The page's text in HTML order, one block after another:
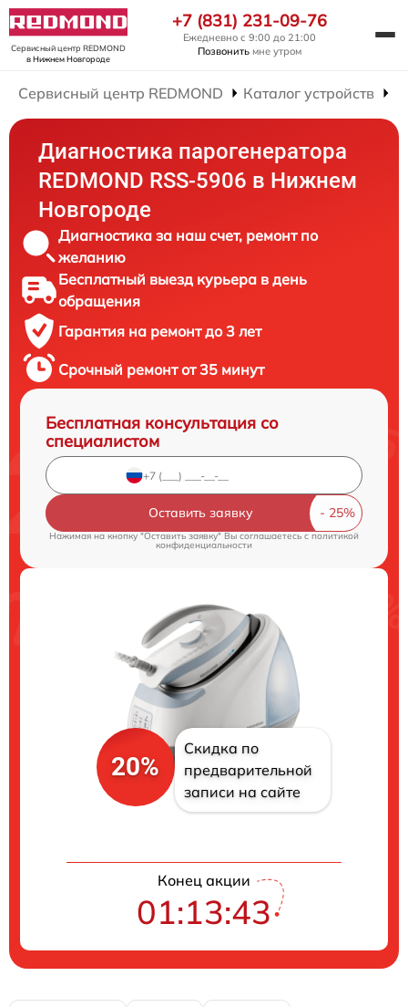
Сервисный центр REDMOND
в Нижнем Новгороде
+7 (831) 231-09-76
Ежедневно с 9:00 до 21:00
Позвонить мне утром
Сервисный центр REDMOND Каталог устройств
Диагностика парогенератора
REDMOND RSS-5906 в Нижнем
Новгороде
Диагностика за наш счет, ремонт по
желанию
Бесплатный выезд курьера в день
обращения
Гарантия на ремонт до 3 лет
Срочный ремонт от 35 минут
Бесплатная консультация со
специалистом
Оставить заявку
Нажимая на кнопку "Оставить заявку" Вы соглашаетесь c политикой
конфиденциальности
20%
Скидка по
предварительной
записи на сайте
Конец акции
01:13:43